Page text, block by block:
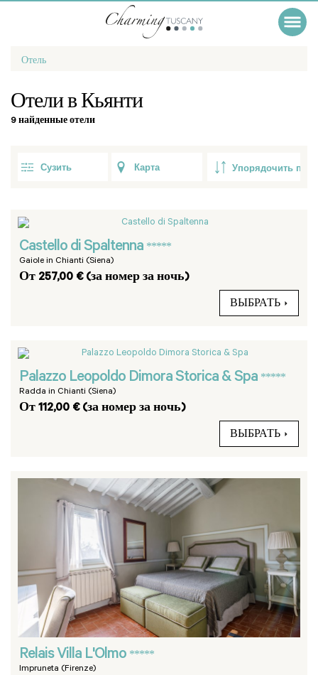
Отель
Отели в Кьянти
9 найденные отели
Сузить Карта
Castello di Spaltenna *****
Gaiole in Chianti (Siena)
От 257,00 € (за номер за ночь)
ВЫБРАТЬ
Palazzo Leopoldo Dimora Storica & Spa *****
Radda in Chianti (Siena)
От 112,00 € (за номер за ночь)
ВЫБРАТЬ
Relais Villa L'Olmo *****
Impruneta (Firenze)